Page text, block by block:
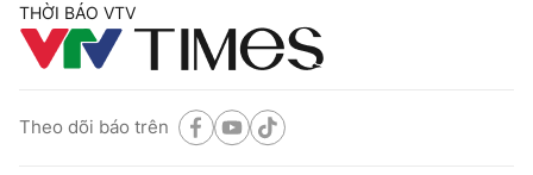
THỜI BÁO VTV
Theo dõi báo trên